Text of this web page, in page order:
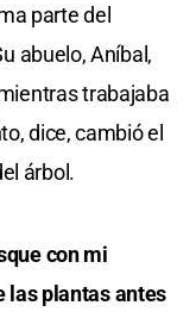
parte del
abuelo, Aníbal,
trabajaba
dice, cambió el
árbol.
con mi
las plantas antes